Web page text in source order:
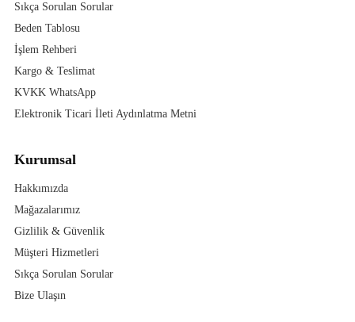
Sıkça Sorulan Sorular
Beden Tablosu
İşlem Rehberi
Kargo & Teslimat
KVKK WhatsApp
Elektronik Ticari İleti Aydınlatma Metni
Kurumsal
Hakkımızda
Mağazalarımız
Gizlilik & Güvenlik
Müşteri Hizmetleri
Sıkça Sorulan Sorular
Bize Ulaşın